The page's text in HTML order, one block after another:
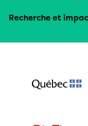
Recherche et